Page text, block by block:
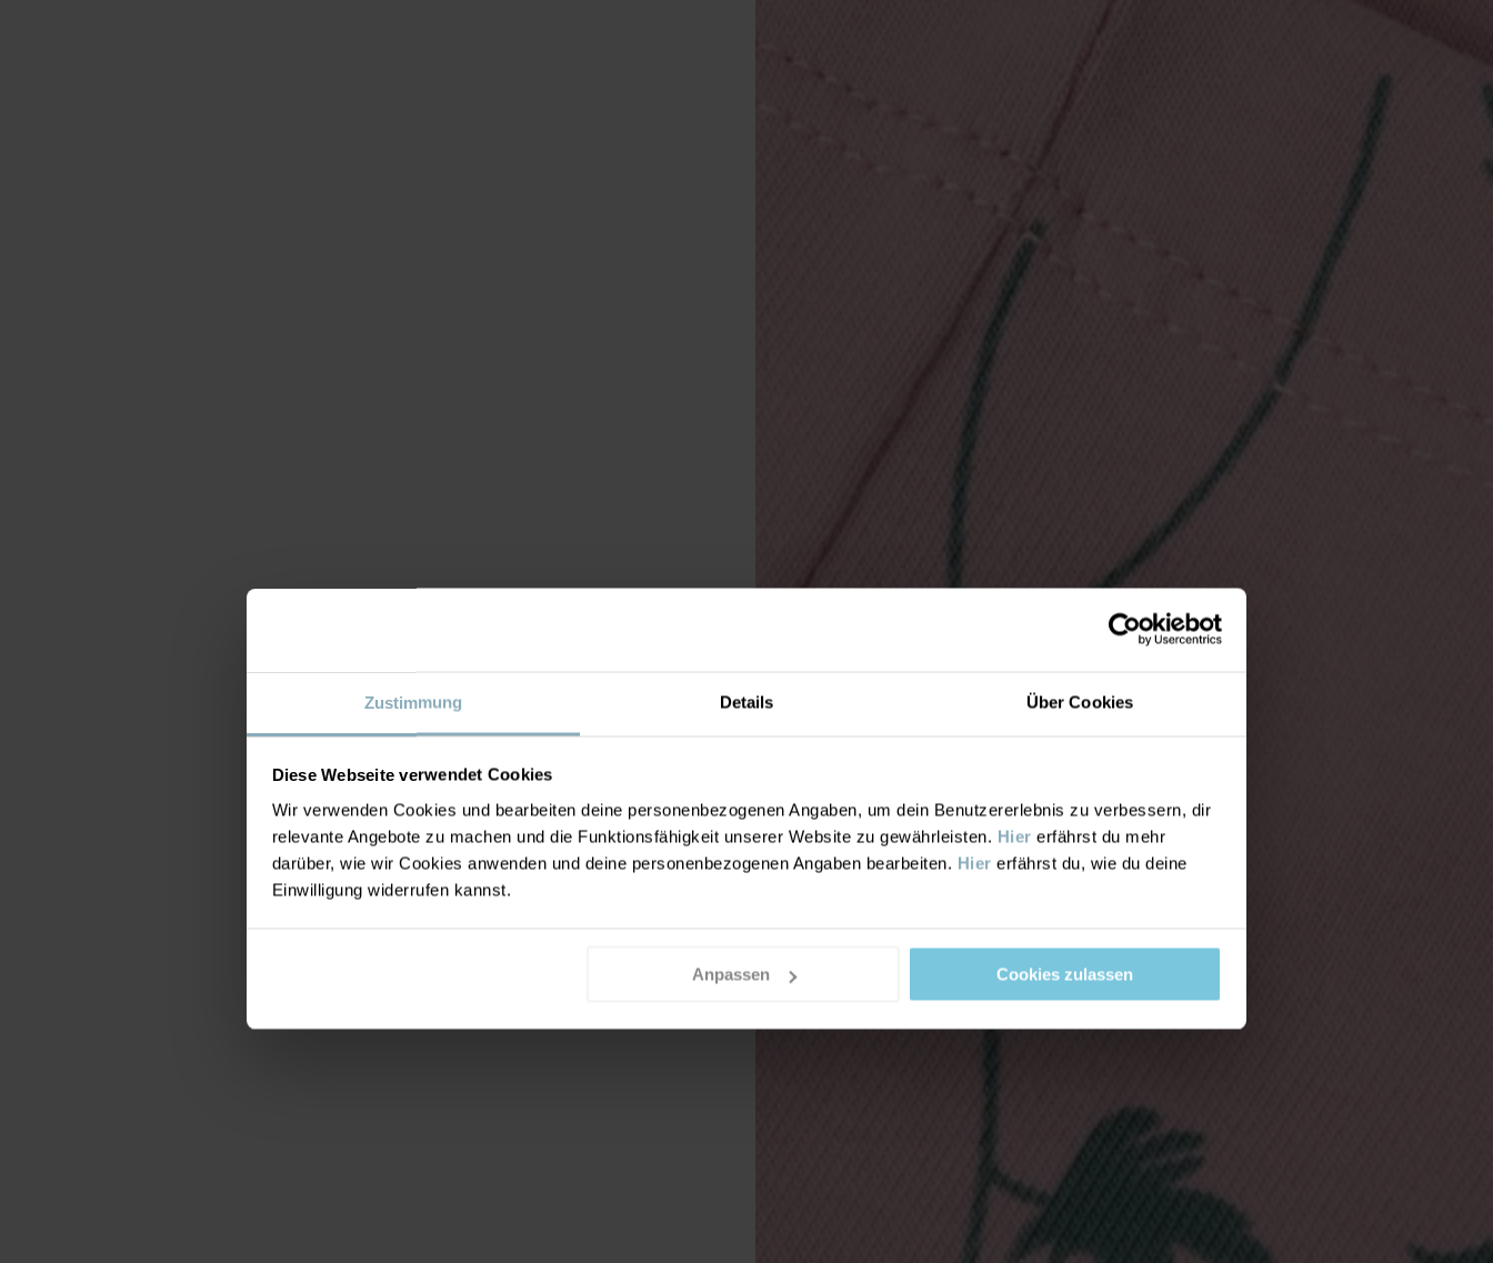
Zustimmung Details Über Cookies
Diese Webseite verwendet Cookies
Wir verwenden Cookies und bearbeiten deine personenbezogenen Angaben, um dein Benutzererlebnis zu verbessern, dir
relevante Angebote zu machen und die Funktionsfähigkeit unserer Website zu gewährleisten. Hier erfährst du mehr
darüber, wie wir Cookies anwenden und deine personenbezogenen Angaben bearbeiten. Hier erfährst du, wie du deine
Einwilligung widerrufen kannst.
Anpassen Cookies zulassen